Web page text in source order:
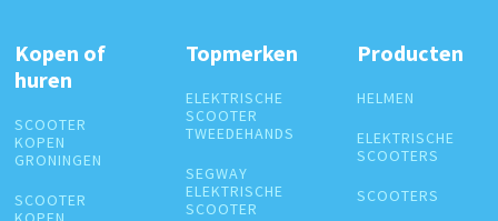
Kopen of
huren
SCOOTER
KOPEN
GRONINGEN
SCOOTER
Topmerken
ELEKTRISCHE
SCOOTER
TWEEDEHANDS
SEGWAY
ELEKTRISCHE
SCOOTER
Producten
HELMEN
ELEKTRISCHE
SCOOTERS
SCOOTERS